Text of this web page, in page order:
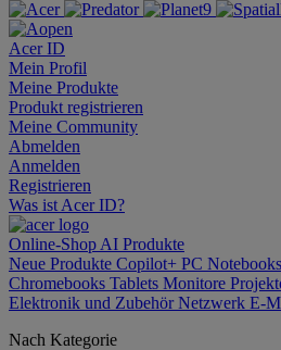
Acer ID
Mein Profil
Meine Produkte
Produkt registrieren
Meine Community
Abmelden
Anmelden
Registrieren
Was ist Acer ID?
Online-Shop AI Produkte
Neue Produkte Copilot+ PC Notebooks
Chromebooks Tablets Monitore
Elektronik und ZubehörNetzwerk E-
Nach Kategorie